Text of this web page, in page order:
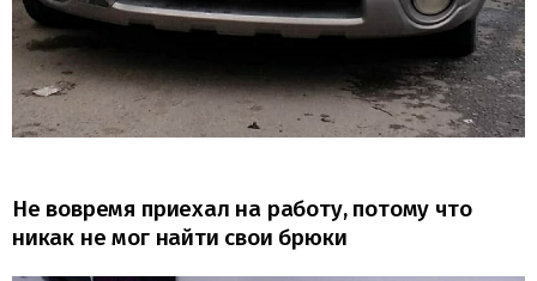
Не вовремя приехал на работу, потому что
никак не мог найти свои брюки